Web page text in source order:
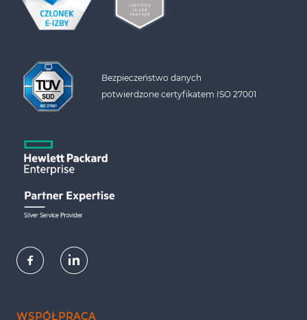
Bezpieczeństwo danych
potwierdzone certyfikatem ISO 27001
WSPÓŁPRACA